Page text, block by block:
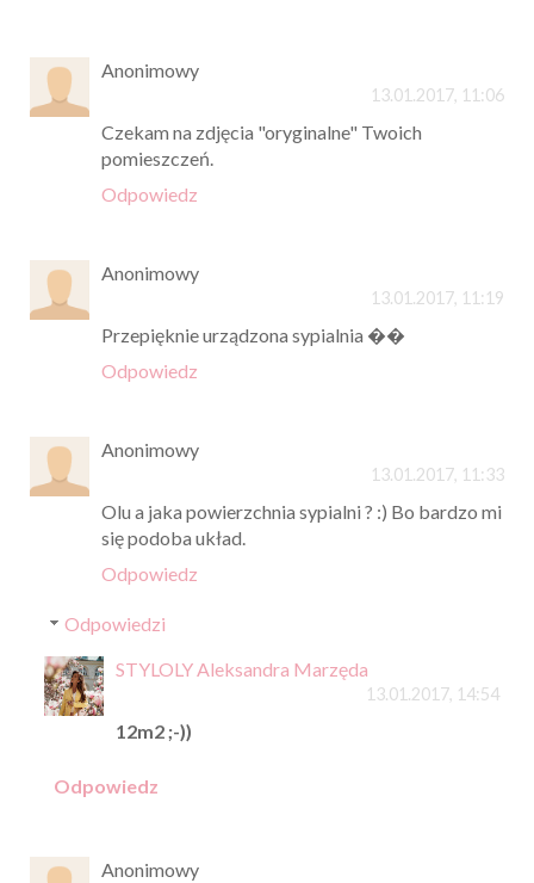
Anonimowy
13.01.2017, 11:06
Czekam na zdjęcia "oryginalne" Twoich
pomieszczeń.
Odpowiedz
Anonimowy
13.01.2017, 11:19
Przepięknie urządzona sypialnia ��
Odpowiedz
Anonimowy
13.01.2017, 11:33
Olu a jaka powierzchnia sypialni ? :) Bo bardzo mi
się podoba układ.
Odpowiedz
Odpowiedzi
STYLOLY Aleksandra Marzęda
13.01.2017, 14:54
12m2 ;-))
Odpowiedz
Anonimowy